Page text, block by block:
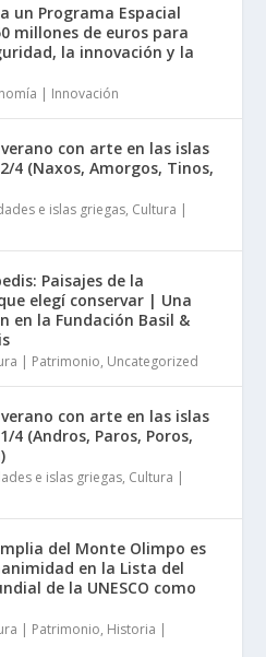
un Programa Espacial
millones de euros para
la innovación y la
| Innovación
con arte en las islas
4 (Naxos, Amorgos, Tinos,
e islas griegas, Cultura |
Paisajes de la
elegí conservar | Una
en la Fundación Basil &
| Patrimonio, Uncategorized
con arte en las islas
4 (Andros, Paros, Poros,
e islas griegas, Cultura |
del Monte Olimpo es
en la Lista del
de la UNESCO como
| Patrimonio, Historia |